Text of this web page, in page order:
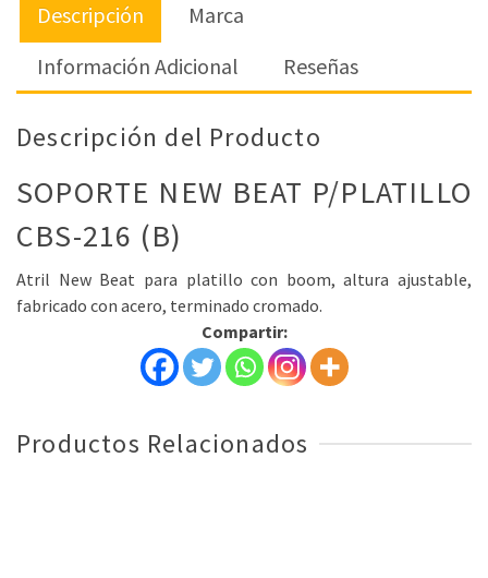
Descripción
Marca
Información Adicional
Reseñas
Descripción del Producto
SOPORTE NEW BEAT P/PLATILLO
CBS-216 (B)
Atril New Beat para platillo con boom, altura ajustable,
fabricado con acero, terminado cromado.
Compartir:
Productos Relacionados